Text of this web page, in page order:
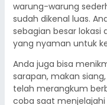
warung-warung
sudah dikenal luas.
sebagian besar lokasi
yang nyaman untuk
Anda juga bisa
sarapan, makan
telah merangkum
coba saat